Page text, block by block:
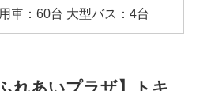
車：60台 大型バス：4台